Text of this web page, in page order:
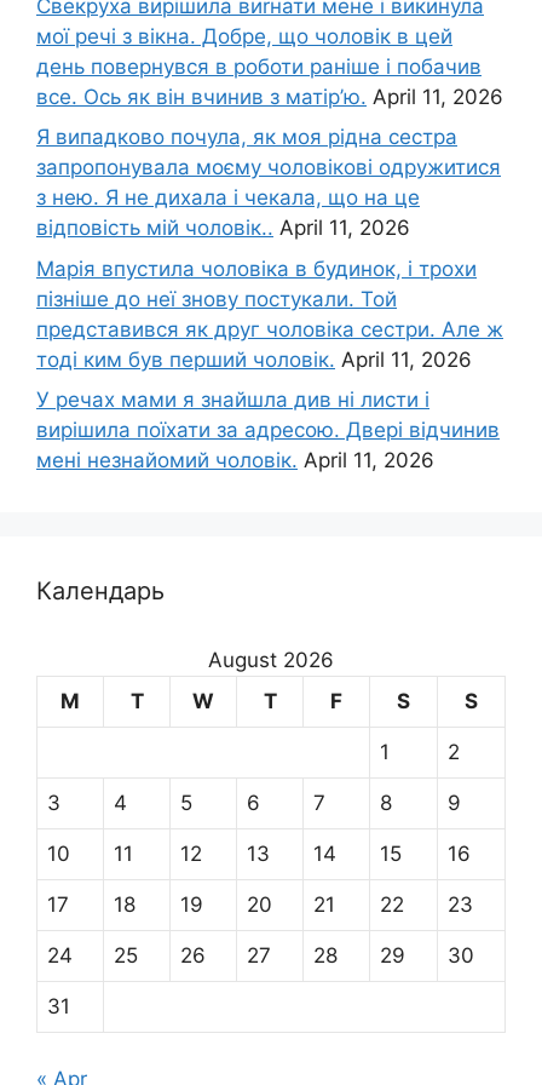
Свекруха вирішила виrнати мене і викинула
мої речі з вікна. Добре, що чоловік в цей
день повернувся в роботи раніше і побачив
все. Ось як він вчинив з матір’ю. April 11, 2026
Я випадково почула, як моя рідна сестра
запропонувала моєму чоловікові одружитися
з нею. Я не дихала і чекала, що на це
відповість мій чоловік.. April 11, 2026
Марія впустила чоловіка в будинок, і трохи
пізніше до неї знову постукали. Той
представився як друг чоловіка сестри. Але ж
тоді ким був перший чоловік. April 11, 2026
У речах мами я знайшла див ні листи і
вирішила поїхати за адресою. Двері відчинив
мені незнайомий чоловік. April 11, 2026
Календарь
August 2026
M
T W T F S S
1 2
3 4 5 6 7 8 9
10 11 12 13 14 15 16
17 18 19 20 21 22 23
24 25 26 27 28 29 30
31
« Apr